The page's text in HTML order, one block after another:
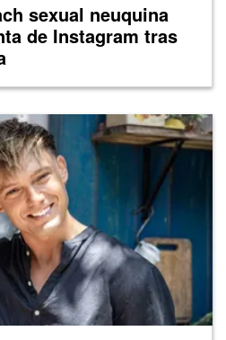
sexual neuquina
de Instagram tras